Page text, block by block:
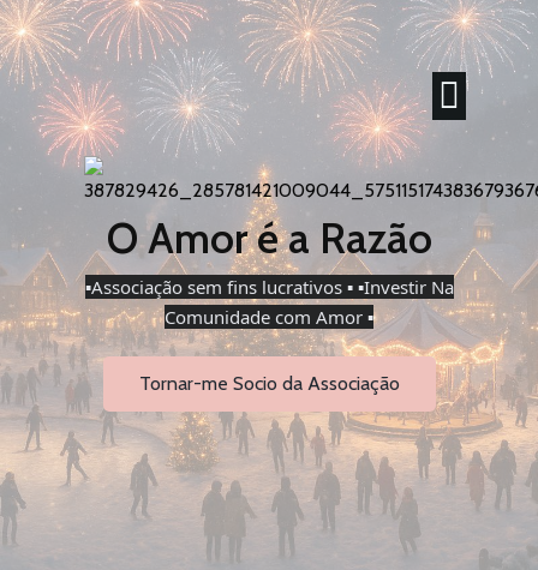
O Amor é a Razão
▪️Associação sem fins lucrativos ▪️ ▪️Investir Na
Comunidade com Amor ▪️
Tornar-me Socio da Associação